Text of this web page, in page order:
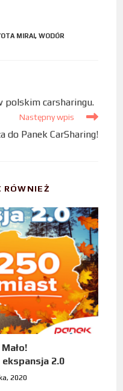
MIRAI, WODÓR
polskim carsharingu.
Następny wpis
do Panek CarSharing!
RÓWNIEŻ
ekspansja 2.0
2020